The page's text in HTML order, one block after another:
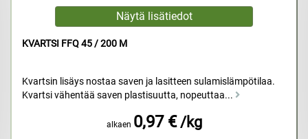
KVARTSI FFQ 45 / 200 M
Kvartsin lisäys nostaa saven ja lasitteen sulamislämpötilaa.
Kvartsi vähentää saven plastisuutta, nopeuttaa...
alkaen 0,97 € /kg